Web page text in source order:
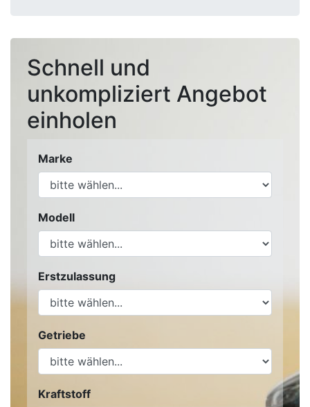
Schnell und
unkompliziert Angebot
einholen
Marke
Modell
Erstzulassung
Getriebe
Kraftstoff